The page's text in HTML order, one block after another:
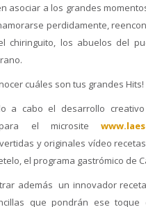
asociar a los grandes
perdidamente,
chiringuito, los abuelos del
cuáles son tus grandes Hits!
a cabo el desarrollo
para el microsite
y originales vídeo
el programa gastrómico de
además un innovador
que pondrán ese toque